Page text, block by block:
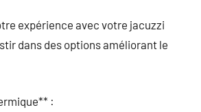
expérience avec votre jacuzzi
dans des options améliorant le
: